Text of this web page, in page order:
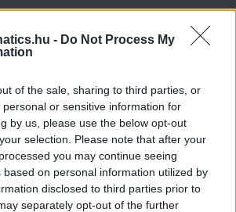
- Do Not Process My
of the sale, sharing to third parties, or
or sensitive information for
by us, please use the below opt-out
selection. Please note that after your
you may continue seeing
based on personal information utilized by
disclosed to third parties prior to
separately opt-out of the further